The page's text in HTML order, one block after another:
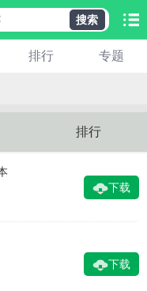
搜索
排行 专题
排行
下载
下载